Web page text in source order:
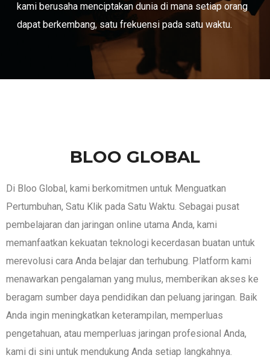
kami berusaha menciptakan dunia di mana setiap orang
dapat berkembang, satu frekuensi pada satu waktu.
BLOO GLOBAL
Di Bloo Global, kami berkomitmen untuk Menguatkan
Pertumbuhan, Satu Klik pada Satu Waktu. Sebagai pusat
pembelajaran dan jaringan online utama Anda, kami
memanfaatkan kekuatan teknologi kecerdasan buatan untuk
merevolusi cara Anda belajar dan terhubung. Platform kami
menawarkan pengalaman yang mulus, memberikan akses ke
beragam sumber daya pendidikan dan peluang jaringan. Baik
Anda ingin meningkatkan keterampilan, memperluas
pengetahuan, atau memperluas jaringan profesional Anda,
kami di sini untuk mendukung Anda setiap langkahnya.